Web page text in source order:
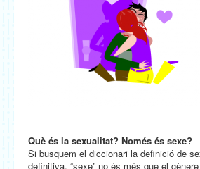
Què és la sexualitat? Només és sexe?
Si busquem el diccionari la definició de
definitiva, “sexe” no és més que el